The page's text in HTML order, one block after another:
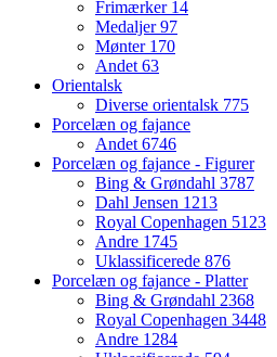
Frimærker 14
Medaljer97
Mønter 170
Andet63
Orientalsk
Diverse orientalsk 775
Porcelæn og fajance
Andet6746
Porcelæn og fajance - Figurer
Bing & Grøndahl 3787
Dahl Jensen 1213
Royal Copenhagen 5123
Andre 1745
Uklassificerede 876
Porcelæn og fajance - Platter
Bing & Grøndahl 2368
Royal Copenhagen 3448
Andre 1284